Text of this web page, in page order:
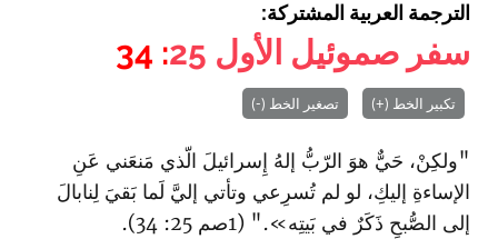
الترجمة العربية المشتركة:
سفر صموئيل الأول 25
: 34
تكبير الخط (+) تصغير الخط (-)
"ولكِنْ، حَيٌّ هوَ الرّبُّ إلهُ إِسرائيلَ الّذي مَنعَني عَنِ
الإساءةِ إليكِ، لو لم تُسرِعي وتأتي إليَّ لَما بَقيَ لِنابالَ
إلى الصُّبحِ ذَكَرٌ في بَيتِه»." (1صم 25: 34).